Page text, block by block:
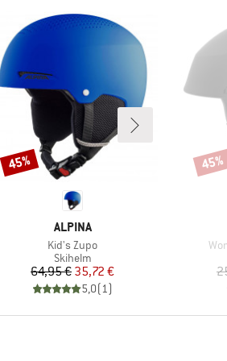
MARKE
ALPINA
Artikel
Kid's Zupo
Produktgruppe
Skihelm
Preis
64,95 €reduzierter Preis
35,72 €
5,0(1)
Rabatt
45% 45%